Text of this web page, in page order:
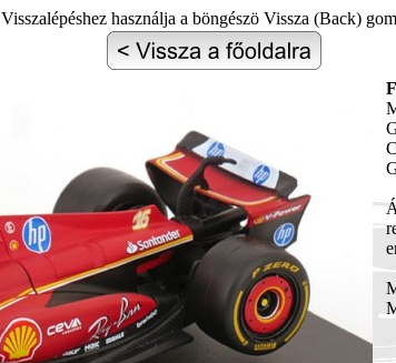
Visszalépéshez használja a böngészö Vissza (Back)